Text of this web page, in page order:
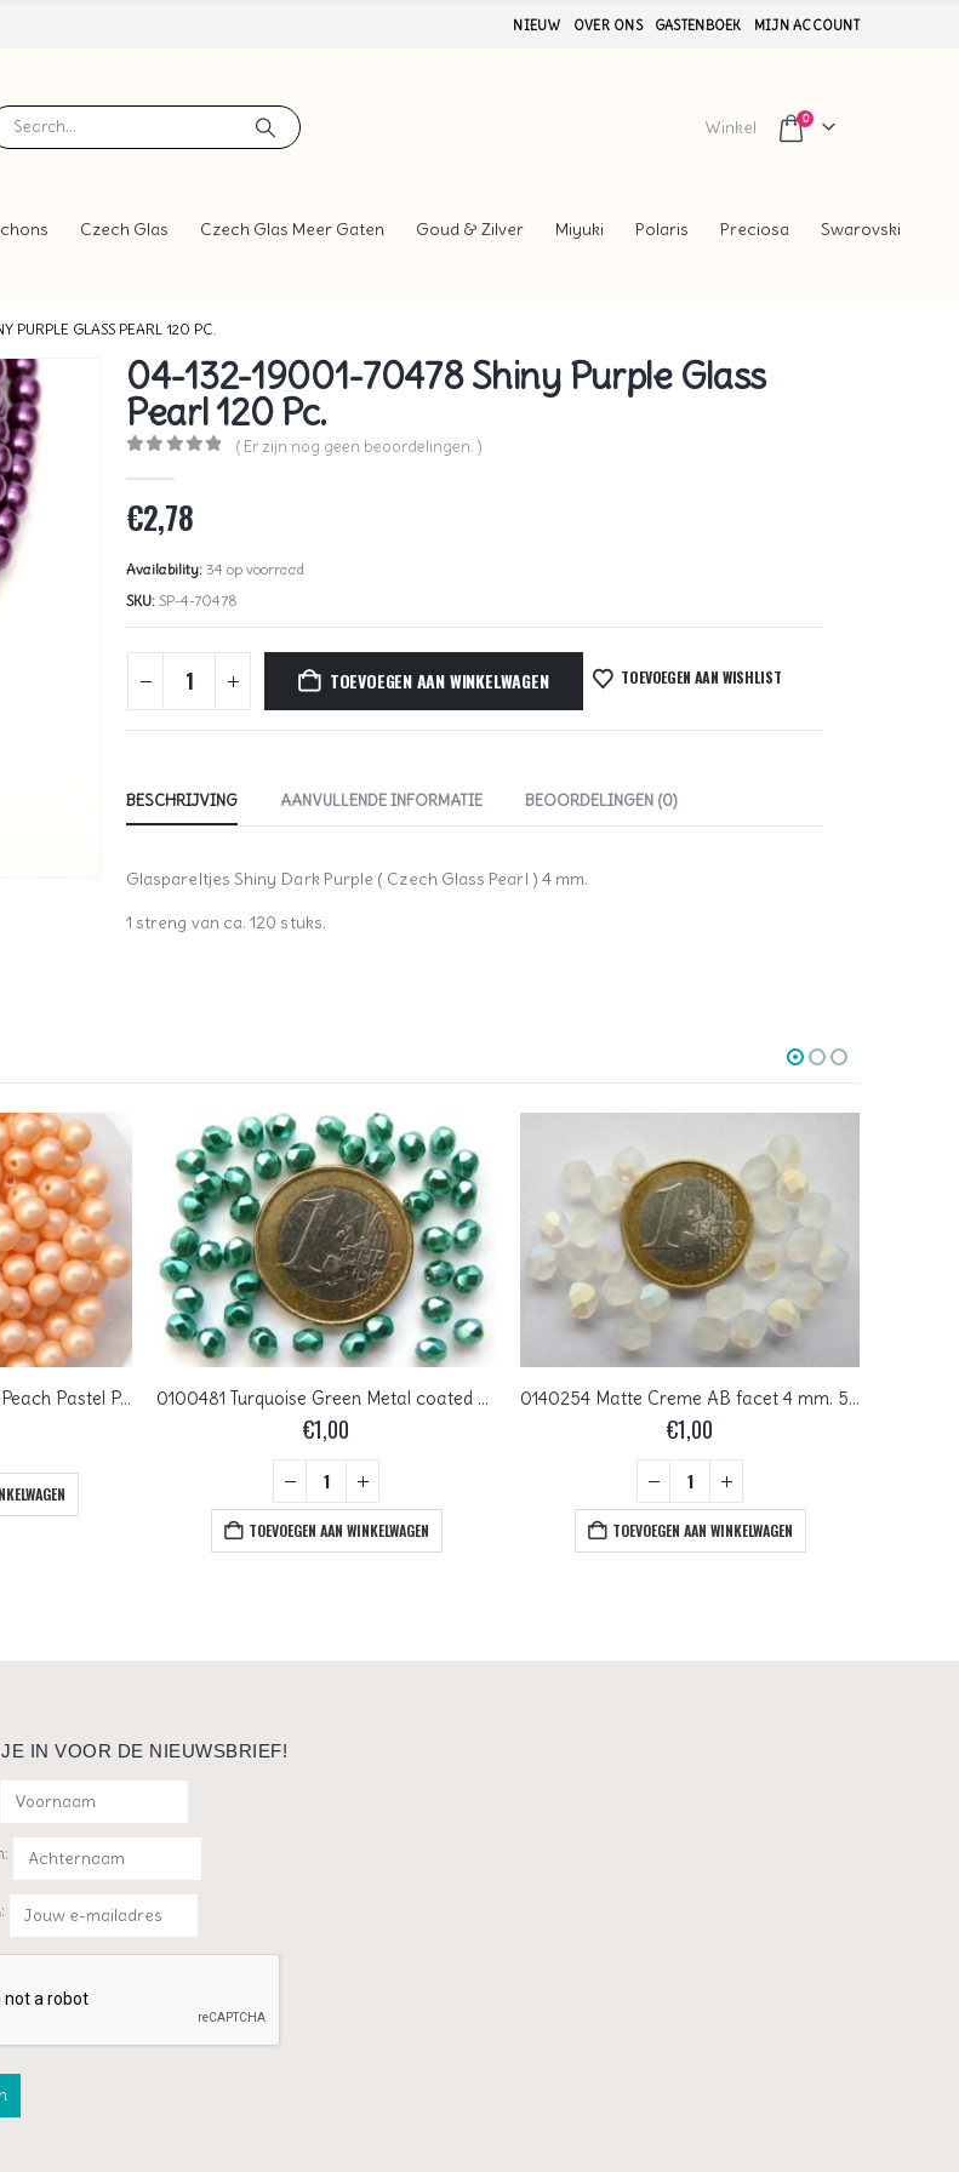
NIEUW OVER ONS GASTENBOEK MIJN ACCOUNT
Winkel 0
Czech Glas Czech Glas Meer Gaten Goud & Zilver Miyuki Polaris Preciosa Swarovski
GLASS PEARL 120 PC.
04-132-19001-70478 Shiny Purple Glass
Pearl 120 Pc.
( Er zijn nog geen beoordelingen. )
€2,78
Availability: 34 op voorraad
SKU: SP-4-70478
TOEVOEGEN AAN WINKELWAGEN TOEVOEGEN AAN WISHLIST
BESCHRIJVING AANVULLENDE INFORMATIE BEOORDELINGEN (0)
Glaspareltjes Shiny Dark Purple ( Czech Glass Pearl ) 4 mm.
1 streng van ca. 120 stuks.
04-R-02010-29303 Light Peach Pastel Pearl round 4 mm. 100 Pc. 0100481 Turquoise Green Metal coated Czech Glass Facet Firepolish 4mm 40 stuks
€1,00
TOEVOEGEN AAN WINKELWAGEN
0140254 Matte Creme AB facet 4 mm. 50 Pc.
€1,00
TOEVOEGEN AAN WINKELWAGEN
IN VOOR DE NIEUWSBRIEF!